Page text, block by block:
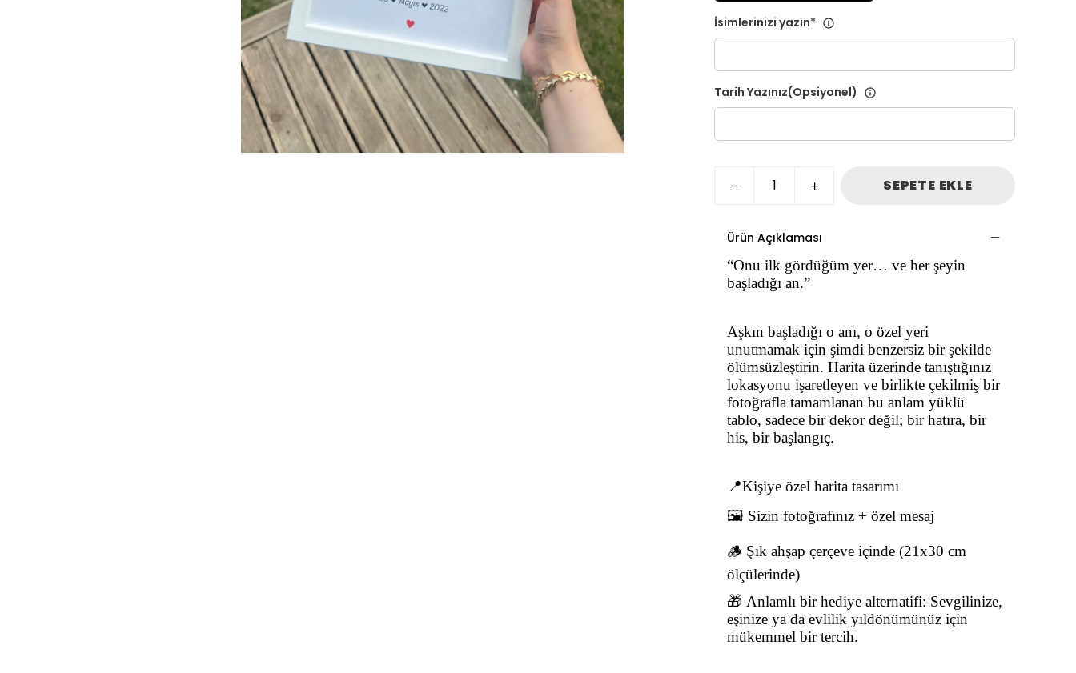
İsimlerinizi yazın*
Tarih Yazınız(Opsiyonel)
SEPETE EKLE
Ürün Açıklaması
“Onu ilk gördüğüm yer… ve her şeyin
başladığı an.”
Aşkın başladığı o anı, o özel yeri
unutmamak için şimdi benzersiz bir şekilde
ölümsüzleştirin. Harita üzerinde tanıştığınız
lokasyonu işaretleyen ve birlikte çekilmiş bir
fotoğrafla tamamlanan bu anlam yüklü
tablo, sadece bir dekor değil; bir hatıra, bir
his, bir başlangıç.
📍Kişiye özel harita tasarımı
🖼️ Sizin fotoğrafınız + özel mesaj
🪵 Şık ahşap çerçeve içinde (21x30 cm
ölçülerinde)
🎁 Anlamlı bir hediye alternatifi: Sevgilinize,
eşinize ya da evlilik yıldönümünüz için
mükemmel bir tercih.